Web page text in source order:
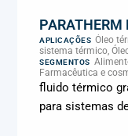
PARATHERM
APLICAÇÕES Óleo
sistema térmico,
Transferência
SEGMENTOS
Farmacêutica e
Panificação,
fluido térmico
para sistemas